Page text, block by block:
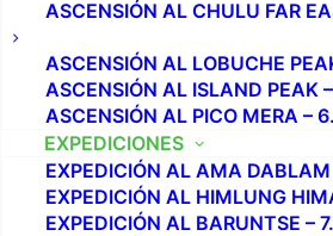
ASCENSIÓN AL CHULU FAR
ASCENSIÓN AL LOBUCHE
ASCENSIÓN AL ISLAND PEAK
ASCENSIÓN AL PICO MERA –
EXPEDICIONES
EXPEDICIÓN AL AMA
EXPEDICIÓN AL HIMLUNG
EXPEDICIÓN AL BARUNTSE –